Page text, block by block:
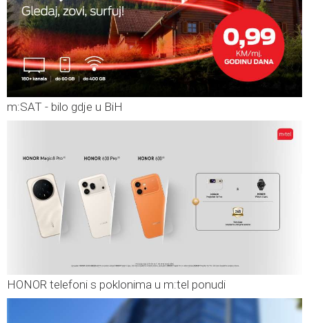
m:SAT - bilo gdje u BiH
HONOR telefoni s poklonima u m:tel ponudi